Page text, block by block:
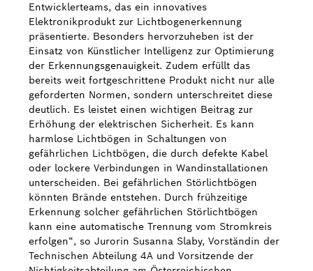
Entwicklerteams, das ein innovatives
Elektronikprodukt zur Lichtbogenerkennung
präsentierte. Besonders hervorzuheben ist der
Einsatz von Künstlicher Intelligenz zur Optimierung
der Erkennungsgenauigkeit. Zudem erfüllt das
bereits weit fortgeschrittene Produkt nicht nur alle
geforderten Normen, sondern unterschreitet diese
deutlich. Es leistet einen wichtigen Beitrag zur
Erhöhung der elektrischen Sicherheit. Es kann
harmlose Lichtbögen in Schaltungen von
gefährlichen Lichtbögen, die durch defekte Kabel
oder lockere Verbindungen in Wandinstallationen
unterscheiden. Bei gefährlichen Störlichtbögen
könnten Brände entstehen. Durch frühzeitige
Erkennung solcher gefährlichen Störlichtbögen
kann eine automatische Trennung vom Stromkreis
erfolgen“, so Jurorin Susanna Slaby, Vorständin der
Technischen Abteilung 4A und Vorsitzende der